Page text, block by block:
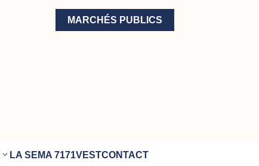
MARCHÉS PUBLICS
LA SEMA 7171VESTCONTACT